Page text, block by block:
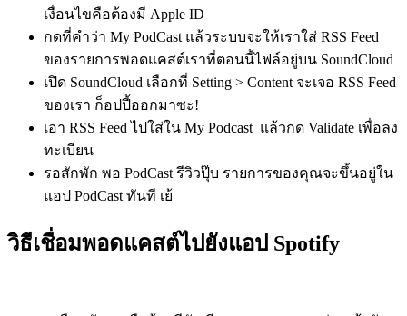
เงื่อนไขคือต้องมี Apple ID
กดที่คำว่า My PodCast แล้วระบบจะให้เราใส่ RSS Feed
ของรายการพอดแคสต์เราที่ตอนนี้ไฟล์อยู่บน SoundCloud
เปิด SoundCloud เลือกที่ Setting > Content จะเจอ RSS Feed
ของเรา ก็อปปี้ออกมาซะ!
เอา RSS Feed ไปใส่ใน My Podcast แล้วกด Validate เพื่อลง
ทะเบียน
รอสักพัก พอ PodCast รีวิวปุ๊บ รายการของคุณจะขึ้นอยู่ใน
แอป PodCast ทันที เย้
วิธีเชื่อมพอดแคสต์ไปยังแอป Spotify